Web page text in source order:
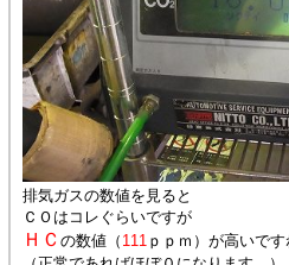
排気ガスの数値を見ると
ＣＯはコレぐらいですが
ＨＣ の数値（ 111 ｐｐｍ）が高いです